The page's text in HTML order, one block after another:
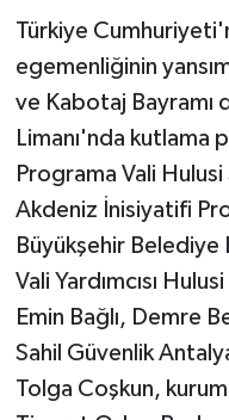
Türkiye
egemenliğinin
ve Kabotaj Bayramı
Limanı'nda kutlama
Programa Vali
Akdeniz İnisiyatifi
Büyükşehir Belediye
Vali Yardımcısı
Emin Bağlı, Demre
Sahil Güvenlik
Tolga Coşkun,